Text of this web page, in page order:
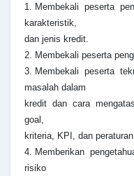
1. Membekali peserta
karakteristik,
dan jenis kredit.
2. Membekali peserta
3. Membekali peserta
masalah dalam
kredit dan cara
goal,
kriteria, KPI, dan peraturan
4. Memberikan
risiko